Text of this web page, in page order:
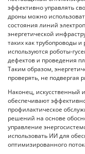
эффективно управлять
дроны можно
состояния линий
энергетической
таких как трубопроводы
используются роботы-
дефектов и проведения
Таким образом,
проверять, не подвергая
Наконец, искусственный
обеспечивают
профилактическое
решений на основе
управление
использовать ИИ для
оптимизированного